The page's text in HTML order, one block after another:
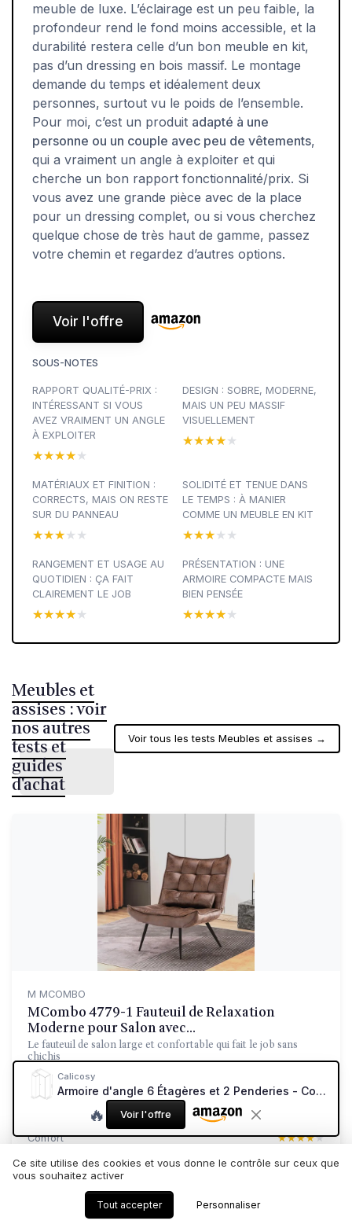
meuble de luxe. L’éclairage est un peu faible, la
profondeur rend le fond moins accessible, et la
durabilité restera celle d’un bon meuble en kit,
pas d’un dressing en bois massif. Le montage
demande du temps et idéalement deux
personnes, surtout vu le poids de l’ensemble.
Pour moi, c’est un produit adapté à une
personne ou un couple avec peu de vêtements,
qui a vraiment un angle à exploiter et qui
cherche un bon rapport fonctionnalité/prix. Si
vous avez une grande pièce avec de la place
pour un dressing complet, ou si vous cherchez
quelque chose de très haut de gamme, passez
votre chemin et regardez d’autres options.
Voir l'offre
SOUS-NOTES
RAPPORT QUALITÉ-PRIX :
INTÉRESSANT SI VOUS
AVEZ VRAIMENT UN ANGLE
À EXPLOITER
★★★★★
★★★★★
DESIGN : SOBRE, MODERNE,
MAIS UN PEU MASSIF
VISUELLEMENT
★★★★★
★★★★★
MATÉRIAUX ET FINITION :
CORRECTS, MAIS ON RESTE
SUR DU PANNEAU
★★★★★
★★★★★
SOLIDITÉ ET TENUE DANS
LE TEMPS : À MANIER
COMME UN MEUBLE EN KIT
★★★★★
★★★★★
RANGEMENT ET USAGE AU
QUOTIDIEN : ÇA FAIT
CLAIREMENT LE JOB
★★★★★
★★★★★
PRÉSENTATION : UNE
ARMOIRE COMPACTE MAIS
BIEN PENSÉE
★★★★★
★★★★★
Meubles et
assises : voir
nos autres
tests et
guides
d'achat
Voir tous les tests Meubles et assises →
M MCOMBO
MCombo 4779-1 Fauteuil de Relaxation
Moderne pour Salon avec...
Le fauteuil de salon large et confortable qui fait le job sans
chichis
8.6/10★★★★★
★★★★★
Rapport qualité-prix
Confort
★★★★★
★★★★★
Lire le test produit complet
Calicosy
Armoire d'angle 6 Étagères et 2 Penderies - Collection Spot - Made in Europe - Dressing d'angle - pour Chambre, Dressing - L100 x P105 x H210 cm
🔥 Voir l'offre
Ce site utilise des cookies et vous donne le contrôle sur ceux que
vous souhaitez activer
Tout accepter Personnaliser